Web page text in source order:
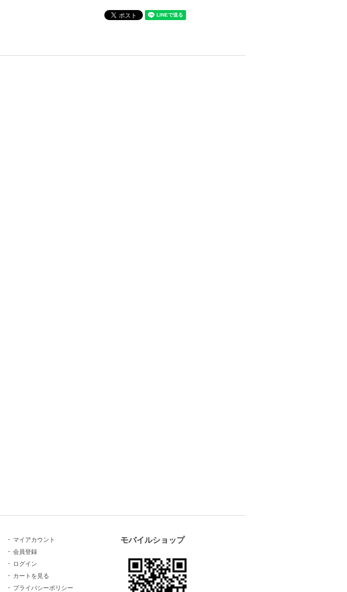
マイアカウント
会員登録
ログイン
カートを見る
プライバシーポリシー
モバイルショップ